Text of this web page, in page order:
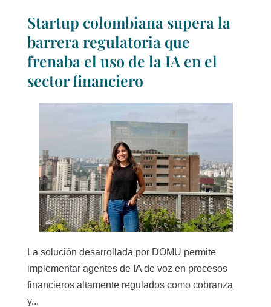
Startup colombiana supera la
barrera regulatoria que
frenaba el uso de la IA en el
sector financiero
La solución desarrollada por DOMU permite
implementar agentes de IA de voz en procesos
financieros altamente regulados como cobranza
y...